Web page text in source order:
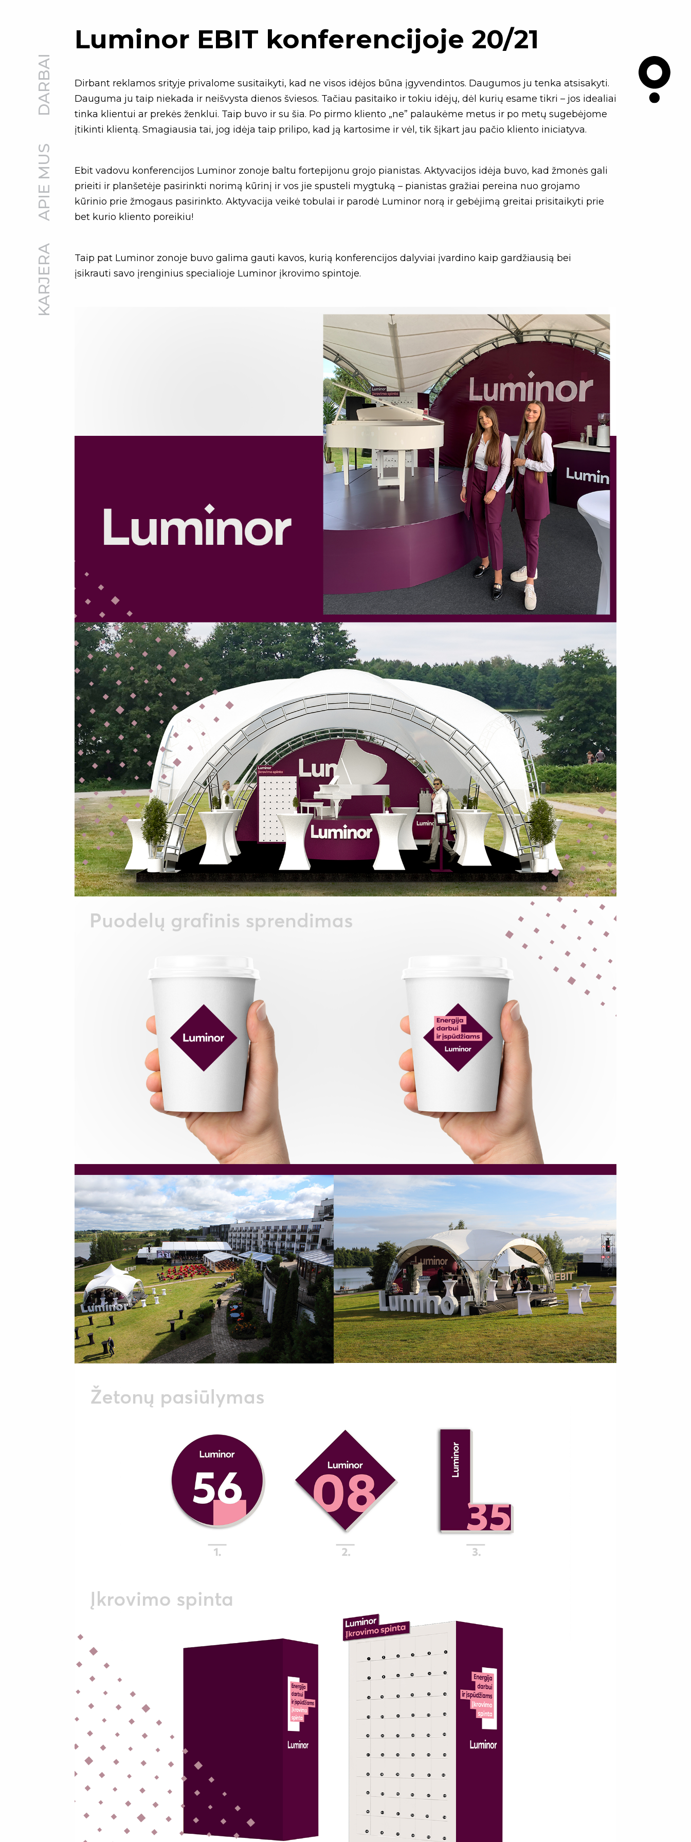
KARJERA
APIE MUS
DARBAI
Luminor EBIT konferencijoje 20/21
Dirbant reklamos srityje privalome susitaikyti, kad ne visos idėjos būna įgyvendintos. Daugumos ju tenka atsisakyti.
Dauguma ju taip niekada ir neišvysta dienos šviesos. Tačiau pasitaiko ir tokiu idėjų, dėl kurių esame tikri – jos idealiai
tinka klientui ar prekės ženklui. Taip buvo ir su šia. Po pirmo kliento „ne” palaukėme metus ir po metų sugebėjome
įtikinti klientą. Smagiausia tai, jog idėja taip prilipo, kad ją kartosime ir vėl, tik šįkart jau pačio kliento iniciatyva.
Ebit vadovu konferencijos Luminor zonoje baltu fortepijonu grojo pianistas. Aktyvacijos idėja buvo, kad žmonės gali
prieiti ir planšetėje pasirinkti norimą kūrinį ir vos jie spusteli mygtuką – pianistas gražiai pereina nuo grojamo
kūrinio prie žmogaus pasirinkto. Aktyvacija veikė tobulai ir parodė Luminor norą ir gebėjimą greitai prisitaikyti prie
bet kurio kliento poreikiu!
Taip pat Luminor zonoje buvo galima gauti kavos, kurią konferencijos dalyviai įvardino kaip gardžiausią bei
įsikrauti savo įrenginius specialioje Luminor įkrovimo spintoje.